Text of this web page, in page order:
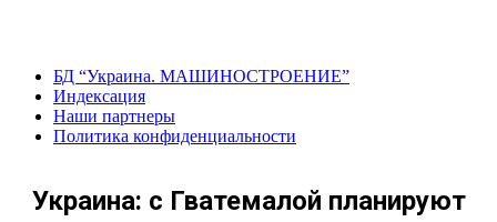
содержанию
БД “Украина. МАШИНОСТРОЕНИЕ”
Индекcация
Наши партнеры
Политика конфиденциальности
Украина: с Гватемалой планируют